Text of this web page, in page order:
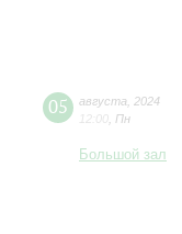
05 августа
2024
12:00 Пн
Большой зал